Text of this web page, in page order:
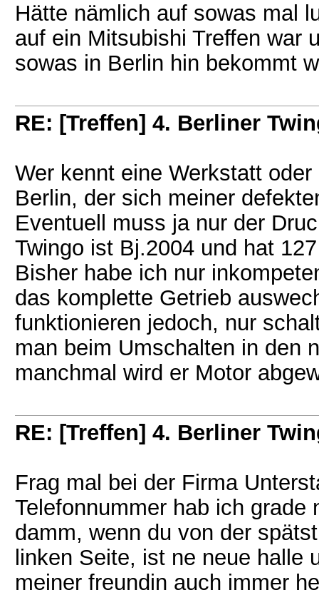
Hätte nämlich auf sowas mal
auf ein Mitsubishi Treffen war
sowas in Berlin hin bekommt
RE: [Treffen] 4. Berliner
Wer kennt eine Werkstatt
Berlin, der sich meiner
Eventuell muss ja nur der
Twingo ist Bj.2004 und hat
Bisher habe ich nur
das komplette Getrieb
funktionieren jedoch, nur
man beim Umschalten in den
manchmal wird er Motor
RE: [Treffen] 4. Berliner
Frag mal bei der Firma
Telefonnummer hab ich
damm, wenn du von der
linken Seite, ist ne neue halle
meiner freundin auch immer